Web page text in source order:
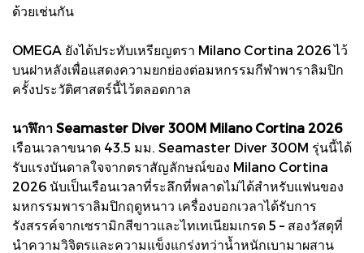
ด้วยเช่นกัน
OMEGA ยังได้ประทับเหรียญตรา Milano Cortina 2026 ไว้
บนฝาหลังเพื่อแสดงความยกย่องต่อมหกรรมกีฬาพาราลิมปิก
ครั้งประวัติศาสตร์นี้ไว้ตลอดกาล
นาฬิกา Seamaster Diver 300M Milano Cortina 2026
เรือนเวลาขนาด 43.5 มม. Seamaster Diver 300M รุ่นนี้ได้
รับแรงบันดาลใจจากตราสัญลักษณ์ของ Milano Cortina
2026 นับเป็นเรือนเวลาที่ระลึกที่พลาดไม่ได้สำหรับแฟนของ
มหกรรมพาราลิมปิกฤดูหนาว เครื่องบอกเวลาได้รับการ
รังสรรค์จากเซรามิกสีขาวและไทเทเนียมเกรด 5 – สองวัสดุที่
นำความวิจิตรและความแข็งแกร่งทว่าน้ำหนักเบามาผสาน